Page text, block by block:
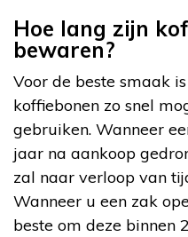
Hoe lang zijn
bewaren?
Voor de beste smaak
koffiebonen zo snel
gebruiken. Wanneer
jaar na aankoop
zal naar verloop van
Wanneer u een zak
beste om deze binnen